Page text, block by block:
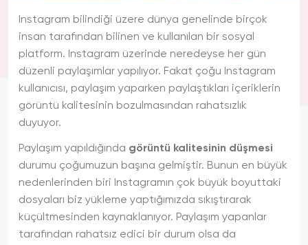
Instagram bilindiği üzere dünya genelinde birçok
insan tarafından bilinen ve kullanılan bir sosyal
platform. Instagram üzerinde neredeyse her gün
düzenli paylaşımlar yapılıyor. Fakat çoğu Instagram
kullanıcısı, paylaşım yaparken paylaştıkları içeriklerin
görüntü kalitesinin bozulmasından rahatsızlık
duyuyor.
Paylaşım yapıldığında görüntü kalitesinin düşmesi
durumu çoğumuzun başına gelmiştir. Bunun en büyük
nedenlerinden biri Instagramın çok büyük boyuttaki
dosyaları biz yükleme yaptığımızda sıkıştırarak
küçültmesinden kaynaklanıyor. Paylaşım yapanlar
tarafından rahatsız edici bir durum olsa da